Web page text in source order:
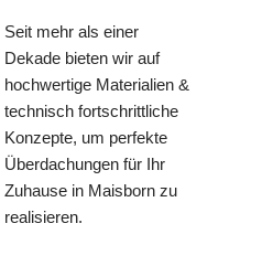
Seit mehr als einer
Dekade bieten wir auf
hochwertige Materialien &
technisch fortschrittliche
Konzepte, um perfekte
Überdachungen für Ihr
Zuhause in Maisborn zu
realisieren.